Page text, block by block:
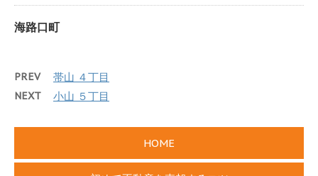
海路口町
PREV 帯山 ４丁目
NEXT 小山 ５丁目
HOME